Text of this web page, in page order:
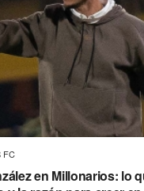
FC
en Millonarios: lo